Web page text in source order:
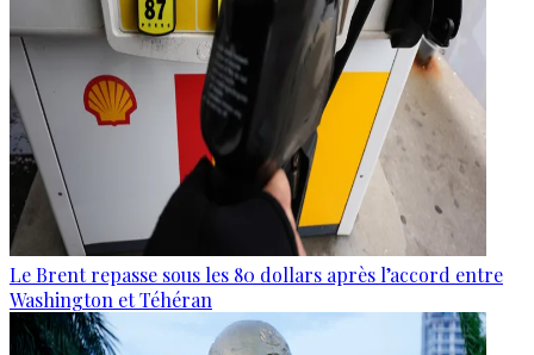
Le Brent repasse sous les 80 dollars après l’accord entre
Washington et Téhéran